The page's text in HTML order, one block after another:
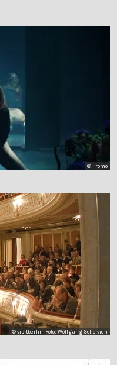
© Promo
© visitberlin, Foto: Wolfgang Scholvien